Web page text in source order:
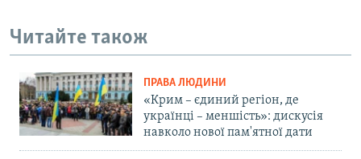
Читайте також
ПРАВА ЛЮДИНИ
«Крим – єдиний регіон, де
українці – меншість»: дискусія
навколо нової пам'ятної дати